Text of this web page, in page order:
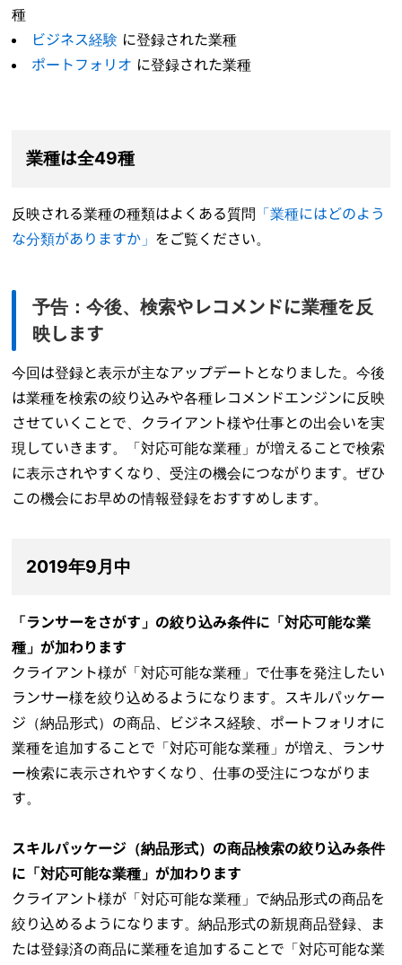
種
ビジネス経験 に登録された業種
ポートフォリオ に登録された業種
業種は全49種
反映される業種の種類はよくある質問 「業種にはどのよう
な分類がありますか」 をご覧ください。
予告：今後、検索やレコメンドに業種を反
映します
今回は登録と表示が主なアップデートとなりました。今後
は業種を検索の絞り込みや各種レコメンドエンジンに反映
させていくことで、クライアント様や仕事との出会いを実
現していきます。「対応可能な業種」が増えることで検索
に表示されやすくなり、受注の機会につながります。ぜひ
この機会にお早めの情報登録をおすすめします。
2019年9月中
「ランサーをさがす」の絞り込み条件に「対応可能な業
種」が加わります
クライアント様が「対応可能な業種」で仕事を発注したい
ランサー様を絞り込めるようになります。スキルパッケー
ジ（納品形式）の商品、ビジネス経験、ポートフォリオに
業種を追加することで「対応可能な業種」が増え、ランサ
ー検索に表示されやすくなり、仕事の受注につながりま
す。
スキルパッケージ（納品形式）の商品検索の絞り込み条件
に「対応可能な業種」が加わります
クライアント様が「対応可能な業種」で納品形式の商品を
絞り込めるようになります。納品形式の新規商品登録、ま
たは登録済の商品に業種を追加することで「対応可能な業